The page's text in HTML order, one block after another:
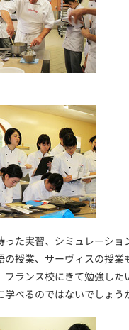
た実習、シミュレーショ
の授業、サーヴィスの授業
フランス校にきて勉強した
学べるのではないでしょう